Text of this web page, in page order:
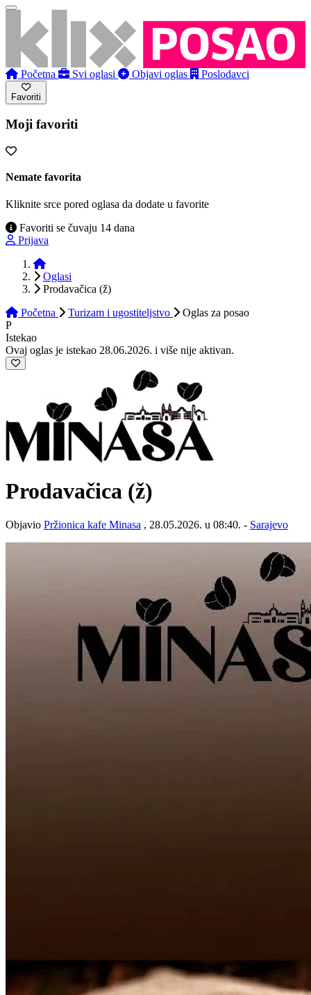
Početna Svi oglasi Objavi oglas Poslodavci
Favoriti
Moji favoriti
Nemate favorita
Kliknite srce pored oglasa da dodate u favorite
Favoriti se čuvaju 14 dana
Prijava
Početna
Oglasi
Prodavačica (ž)
Početna
Turizam i ugostiteljstvo Oglas za posao
P
Istekao
Ovaj oglas je istekao 28.06.2026. i više nije aktivan.
Prodavačica (ž)
Objavio Pržionica kafe Minasa , 28.05.2026. u 08:40. - Sarajevo